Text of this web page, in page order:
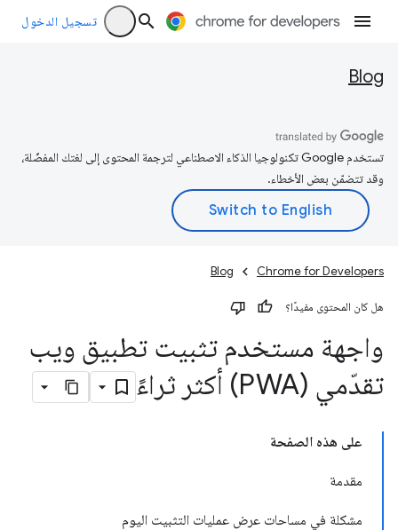
تسجيل الدخول
Blog
تستخدم Google تكنولوجيا الذكاء الاصطناعي لترجمة المحتوى إلى لغتك المفضّلة،
وقد تتضمّن بعض الأخطاء.
Chrome for Developers
Blog
هل كان المحتوى مفيدًا؟
واجهة مستخدم تثبيت تطبيق ويب
تقدّمي (PWA) أكثر ثراءً
على هذه الصفحة
مقدمة
مشكلة في مساحات عرض عمليات التثبيت اليوم